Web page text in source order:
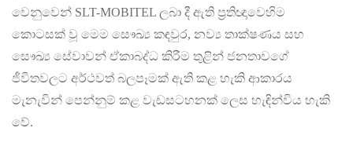
වෙනුවෙන් SLT-MOBITEL ලබා දී ඇති ප්‍රතිඥාවෙහිම
කොටසක් වූ මෙම සෞඛ්‍ය කඳවුර, නව්‍ය තාක්ෂණය සහ
සෞඛ්‍ය සේවාවන් ඒකාබද්ධ කිරීම තුළින් ජනතාවගේ
ජීවිතවලට අර්ථවත් බලපෑමක් ඇති කළ හැකි ආකාරය
මැනැවින් පෙන්නුම් කළ වැඩසටහනක් ලෙස හැඳින්විය හැකි
වේ.